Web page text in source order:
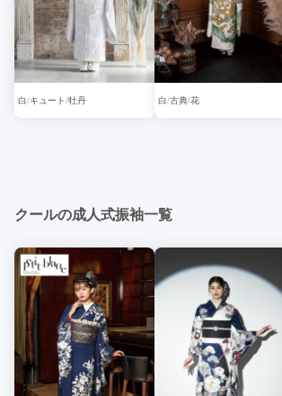
白 キュート 牡丹 白 古典 花
クールの成人式振袖一覧